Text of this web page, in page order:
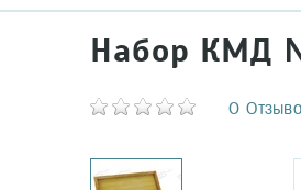
Набор КМД
0